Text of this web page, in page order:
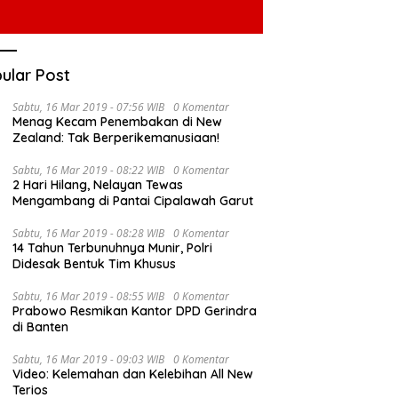
Al Haris Pimpin Rapat
Perkembangan
Kegiatan
Triwulan II TA
Al Haris Tekankan Peran Guru
dan Kiai Jaga Moral Generasi
Post
Sabtu, 16 Mar 2019 - 07:56 WIB 0 Komentar
Menag Kecam Penembakan di New
Zealand: Tak Berperikemanusiaan!
Sabtu, 16 Mar 2019 - 08:22 WIB 0 Komentar
2 Hari Hilang, Nelayan Tewas
Mengambang di Pantai Cipalawah Garut
Sabtu, 16 Mar 2019 - 08:28 WIB 0 Komentar
14 Tahun Terbunuhnya Munir, Polri
Didesak Bentuk Tim Khusus
Sabtu, 16 Mar 2019 - 08:55 WIB 0 Komentar
Prabowo Resmikan Kantor DPD Gerindra
di Banten
Sabtu, 16 Mar 2019 - 09:03 WIB 0 Komentar
Video: Kelemahan dan Kelebihan All New
Terios